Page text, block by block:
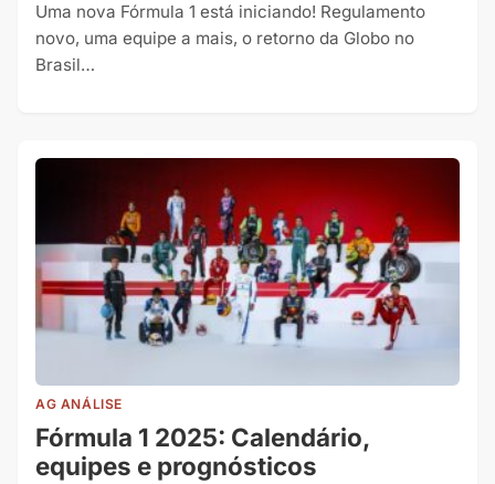
Uma nova Fórmula 1 está iniciando! Regulamento
novo, uma equipe a mais, o retorno da Globo no
Brasil…
AG ANÁLISE
Fórmula 1 2025: Calendário,
equipes e prognósticos